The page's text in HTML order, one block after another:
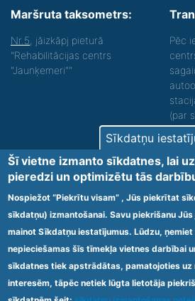
Maršruta taksometrs:
Nr.5 , jāizkāpj pieturā
"Rehabilitācijas centrs
"Jaunķemeri""
Pēc
(par
Nodrošinām vides
funkcionāliem traucējumiem!
Jaunķemeri”, Kolkas ielā 20,
piekļūstamība personām ar
tādejādi nodrošinot
2009.gada 20.janvāra
obligātajām prasībām
struktūrvienībām” minētajām
Ārstniecības iestādes kods
Sīkdatņu
Šī vietne izmanto sīkdatnes, lai
pieredzi un optimizētu tās
Nospiežot “Piekrītu visam” , Jūs piekrītat
sīkdatņu) izmantošanai. Savu piekrišanu
mainot Sīkdatņu iestatījumus. Lūdzu,
nepieciešamas šīs tīmekļa vietnes darbībai
sīkdatnes tiek apstrādātas, pamatojoties uz
interesēm, tāpēc netiek lūgta lietotāja